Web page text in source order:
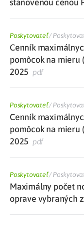
stanovenou cenou
Poskytovateľ/
Cenník
pomôcok na mieru
2025 pdf
Poskytovateľ/
Cenník
pomôcok na mieru
2025 pdf
Poskytovateľ/
Maximálny počet
oprave vybraných